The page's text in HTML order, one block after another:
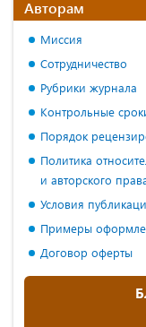
Авторам
Миссия
Сотрудничество
Рубрики журнала
Контрольные
Порядок
Политика
и авторского
Условия
Примеры
Договор оферты